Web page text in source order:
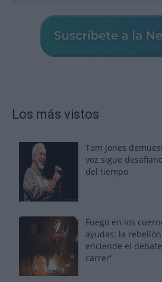
Los más vistos
Tom Jones
voz sigue
del tiempo
Fuego en los
ayudas: la
enciende el
carrer'